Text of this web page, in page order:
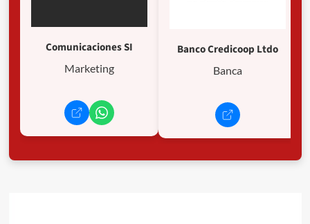
Comunicaciones SI
Marketing
Banco Credicoop Ltdo
Banca